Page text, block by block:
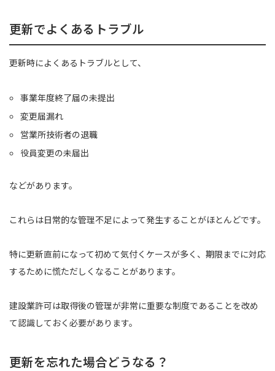
更新でよくあるトラブル
更新時によくあるトラブルとして、
事業年度終了届の未提出
変更届漏れ
営業所技術者の退職
役員変更の未届出
などがあります。
これらは日常的な管理不足によって発生することがほとんどです。
特に更新直前になって初めて気付くケースが多く、期限までに対応
するために慌ただしくなることがあります。
建設業許可は取得後の管理が非常に重要な制度であることを改め
て認識しておく必要があります。
更新を忘れた場合どうなる？